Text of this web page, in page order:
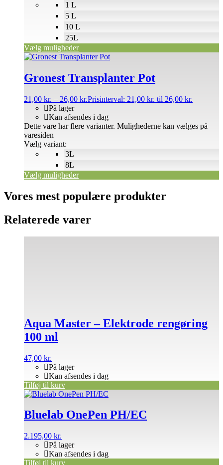
Vælg muligheder
1 L
5 L
10 L
25L
Gronest Transplanter Pot
21,00 kr. – 26,00 kr.Prisinterval: 21,00 kr. til 26,00 kr.
På lager
Kan afsendes i dag
Vælg variant:
Vælg muligheder
Dette vare har flere varianter. Mulighederne kan vælges på
varesiden
3L
8L
Vores mest populære produkter
Relaterede varer
Aqua Master – Elektrode rengøring
100 ml
47,00 kr.
På lager
Kan afsendes i dag
Tilføj til kurv
Bluelab OnePen PH/EC
2.195,00 kr.
På lager
Kan afsendes i dag
Tilføj til kurv